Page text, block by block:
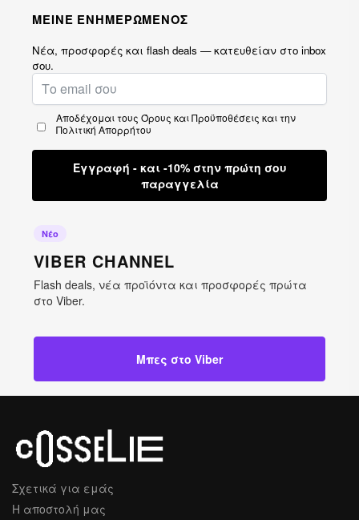
ΜΕΙΝΕ ΕΝΗΜΕΡΩΜΕΝΟΣ
Νέα, προσφορές και flash deals — κατευθείαν στο inbox
σου.
Αποδέχομαι τους Όρους και Προϋποθέσεις και την
Πολιτική Απορρήτου
Εγγραφή - και -10% στην πρώτη σου
παραγγελία
Νέο
VIBER CHANNEL
Flash deals, νέα προϊόντα και προσφορές πρώτα
στο Viber.
Μπες στο Viber
Σχετικά για εμάς
Η αποστολή μας